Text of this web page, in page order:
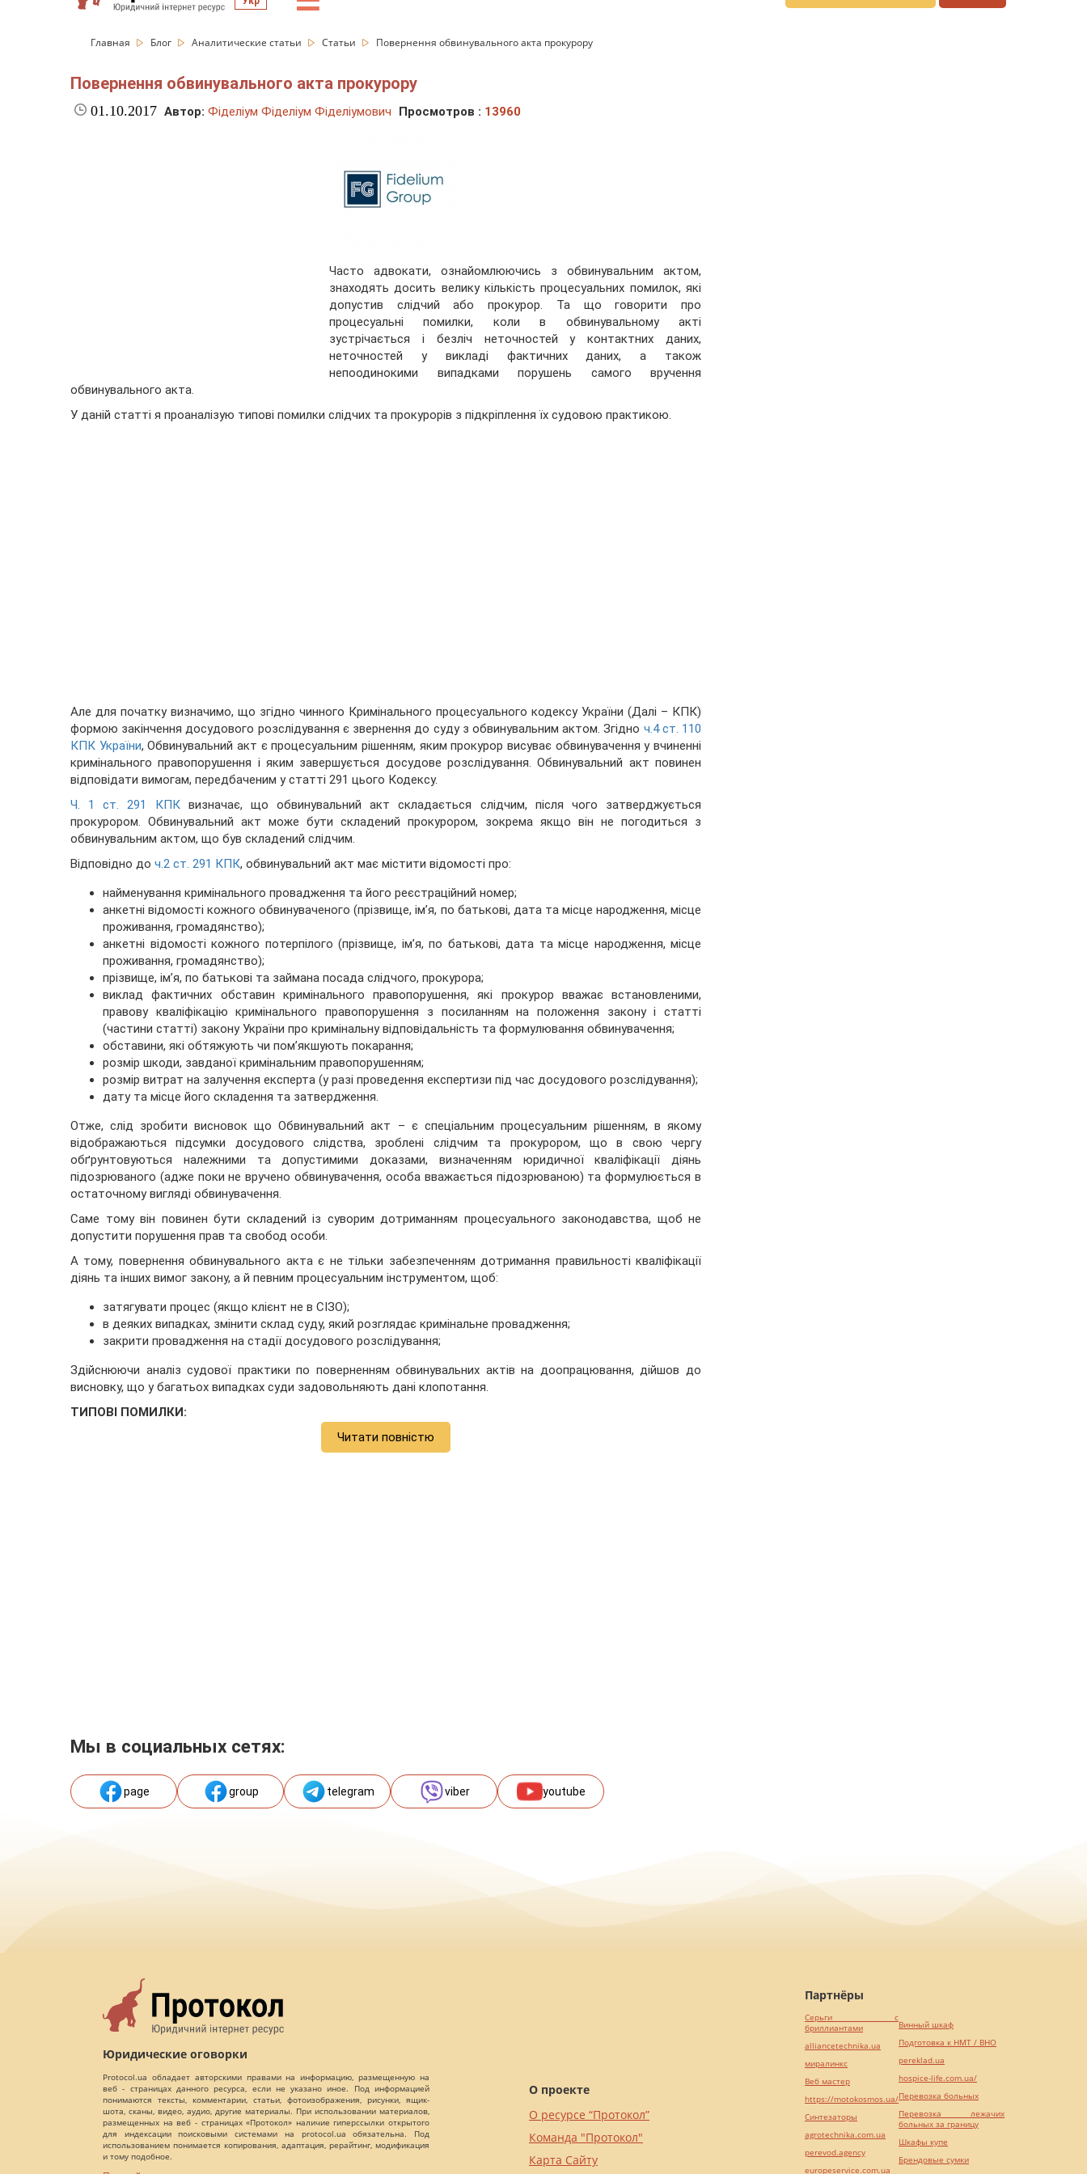
Главная Блог Аналитические статьи Статьи Повернення обвинувального акта прокурору
Повернення обвинувального акта прокурору
01.10.2017 Автор: Фіделіум Фіделіум Фіделіумович Просмотров : 13960
Часто адвокати, ознайомлюючись з обвинувальним актом,
знаходять досить велику кількість процесуальних помилок, які
допустив слідчий або прокурор. Та що говорити про
процесуальні помилки, коли в обвинувальному акті
зустрічається і безліч неточностей у контактних даних,
неточностей у викладі фактичних даних, а також
непоодинокими випадками порушень самого вручення
обвинувального акта.
У даній статті я проаналізую типові помилки слідчих та прокурорів з підкріплення їх судовою практикою.
Але для початку визначимо, що згідно чинного Кримінального процесуального кодексу України (Далі – КПК)
формою закінчення досудового розслідування є звернення до суду з обвинувальним актом. Згідно ч.4 ст. 110
КПК України, Обвинувальний акт є процесуальним рішенням, яким прокурор висуває обвинувачення у вчиненні
кримінального правопорушення і яким завершується досудове розслідування. Обвинувальний акт повинен
відповідати вимогам, передбаченим у статті 291 цього Кодексу.
Ч. 1 ст. 291 КПКвизначає, що обвинувальний акт складається слідчим, після чого затверджується
прокурором. Обвинувальний акт може бути складений прокурором, зокрема якщо він не погодиться з
обвинувальним актом, що був складений слідчим.
Відповідно до ч.2 ст. 291 КПК, обвинувальний акт має містити відомості про:
найменування кримінального провадження та його реєстраційний номер;
анкетні відомості кожного обвинуваченого (прізвище, ім’я, по батькові, дата та місце народження, місце
проживання, громадянство);
анкетні відомості кожного потерпілого (прізвище, ім’я, по батькові, дата та місце народження, місце
проживання, громадянство);
прізвище, ім’я, по батькові та займана посада слідчого, прокурора;
виклад фактичних обставин кримінального правопорушення, які прокурор вважає встановленими,
правову кваліфікацію кримінального правопорушення з посиланням на положення закону і статті
(частини статті) закону України про кримінальну відповідальність та формулювання обвинувачення;
обставини, які обтяжують чи пом’якшують покарання;
розмір шкоди, завданої кримінальним правопорушенням;
розмір витрат на залучення експерта (у разі проведення експертизи під час досудового розслідування);
дату та місце його складення та затвердження.
Отже, слід зробити висновок що Обвинувальний акт – є спеціальним процесуальним рішенням, в якому
відображаються підсумки досудового слідства, зроблені слідчим та прокурором, що в свою чергу
обґрунтовуються належними та допустимими доказами, визначенням юридичної кваліфікації діянь
підозрюваного (адже поки не вручено обвинувачення, особа вважається підозрюваною) та формулюється в
остаточному вигляді обвинувачення.
Саме тому він повинен бути складений із суворим дотриманням процесуального законодавства, щоб не
допустити порушення прав та свобод особи.
А тому, повернення обвинувального акта є не тільки забезпеченням дотримання правильності кваліфікації
діянь та інших вимог закону, а й певним процесуальним інструментом, щоб:
затягувати процес (якщо клієнт не в СІЗО);
в деяких випадках, змінити склад суду, який розглядає кримінальне провадження;
закрити провадження на стадії досудового розслідування;
Здійснюючи аналіз судової практики по поверненням обвинувальних актів на доопрацювання, дійшов до
висновку, що у багатьох випадках суди задовольняють дані клопотання.
ТИПОВІ ПОМИЛКИ:
Читати повністю
Мы в социальных сетях:
page group telegram viber youtube
Юридические оговорки
Protocol.ua обладает авторскими правами на информацию, размещенную на
веб - страницах данного ресурса, если не указано иное. Под информацией
понимаются тексты, комментарии, статьи, фотоизображения, рисунки, ящик-
шота, сканы, видео, аудио, другие материалы. При использовании материалов,
размещенных на веб - страницах «Протокол» наличие гиперссылки открытого
для индексации поисковыми системами на protocol.ua обязательна. Под
использованием понимается копирования, адаптация, рерайтинг, модификация
и тому подобное.
О проекте
О ресурсе “Протокол”
Команда "Протокол"
Карта Сайту
Партнёры
Серьги с
бриллиантами
alliancetechnika.ua
миралинкс
Веб мастер
https://motokosmos.ua/
Синтезаторы
agrotechnika.com.ua
perevod.agency
europeservice.com.ua
Винный шкаф
Подготовка к НМТ / ВНО
pereklad.ua
hospice-life.com.ua/
Перевозка больных
Перевозка лежачих
больных за границу
Шкафы купе
Брендовые сумки